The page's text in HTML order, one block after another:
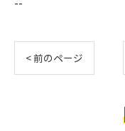
< 前のページ